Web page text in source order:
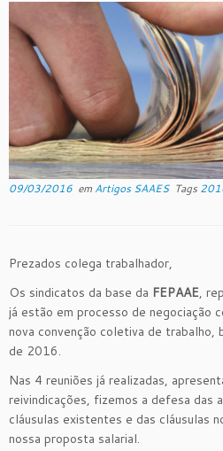
09/03/2016 em Artigos SAAES Tags
Prezados colega trabalhador,
Os sindicatos da base da FEPAAE,
já estão em processo de negociação
nova convenção coletiva de trabalho,
de 2016.
Nas 4 reuniões já realizadas,
reivindicações, fizemos a defesa das
cláusulas existentes e das cláusulas
nossa proposta salarial.